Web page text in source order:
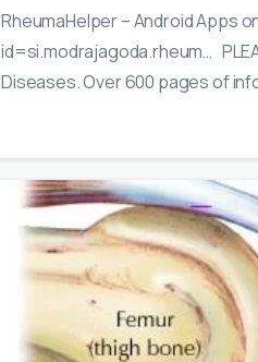
RheumaHelper – Android Apps
id=si.modrajagoda.rheum…
Diseases. Over 600 pages of